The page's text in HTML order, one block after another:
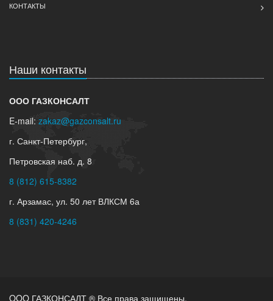
КОНТАКТЫ
Наши контакты
ООО ГАЗКОНСАЛТ
E-mail: zakaz@gazconsalt.ru
г. Санкт-Петербург,
Петровская наб. д. 8
8 (812) 615-8382
г. Арзамас, ул. 50 лет ВЛКСМ 6а
8 (831) 420-4246
OOO ГАЗКОНСАЛТ ® Все права защищены.